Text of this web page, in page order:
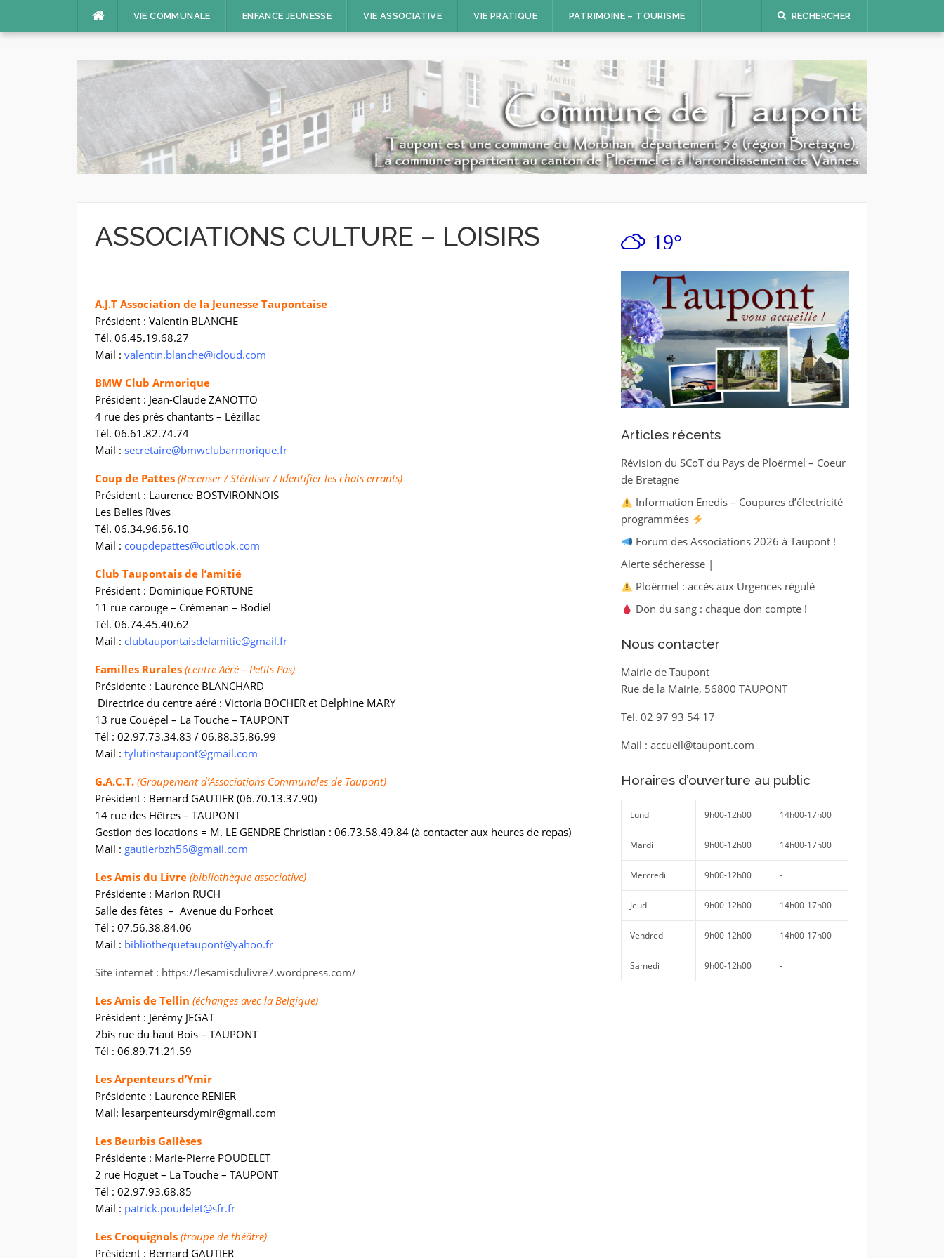
VIE COMMUNALE ENFANCE JEUNESSE VIE ASSOCIATIVE VIE PRATIQUE PATRIMOINE – TOURISME RECHERCHER
ASSOCIATIONS CULTURE – LOISIRS
A.J.T Association de la Jeunesse Taupontaise
Président : Valentin BLANCHE
Tél. 06.45.19.68.27
Mail : valentin.blanche@icloud.com
BMW Club Armorique
Président : Jean-Claude ZANOTTO
4 rue des près chantants – Lézillac
Tél. 06.61.82.74.74
Mail : secretaire@bmwclubarmorique.fr
Coup de Pattes(Recenser / Stériliser / Identifier les chats errants)
Président : Laurence BOSTVIRONNOIS
Les Belles Rives
Tél. 06.34.96.56.10
Mail : coupdepattes@outlook.com
Club Taupontais de l’amitié
Président : Dominique FORTUNE
11 rue carouge – Crémenan – Bodiel
Tél. 06.74.45.40.62
Mail : clubtaupontaisdelamitie@gmail.fr
Familles Rurales(centre Aéré – Petits Pas)
Présidente : Laurence BLANCHARD
Directrice du centre aéré : Victoria BOCHER et Delphine MARY
13 rue Couépel – La Touche – TAUPONT
Tél : 02.97.73.34.83 / 06.88.35.86.99
Mail : tylutinstaupont@gmail.com
G.A.C.T. (Groupement d’Associations Communales de Taupont)
Président : Bernard GAUTIER (06.70.13.37.90)
14 rue des Hêtres – TAUPONT
Gestion des locations = M. LE GENDRE Christian : 06.73.58.49.84 (à contacter aux heures de repas)
Mail : gautierbzh56@gmail.com
Les Amis du Livre (bibliothèque associative)
Présidente : Marion RUCH
Salle des fêtes – Avenue du Porhoët
Tél : 07.56.38.84.06
Mail : bibliothequetaupont@yahoo.fr
Site internet : https://lesamisdulivre7.wordpress.com/
Les Amis de Tellin (échanges avec la Belgique)
Président : Jérémy JEGAT
2bis rue du haut Bois – TAUPONT
Tél : 06.89.71.21.59
Les Arpenteurs d’Ymir
Présidente : Laurence RENIER
Mail: lesarpenteursdymir@gmail.com
Les Beurbis Gallèses
Présidente : Marie-Pierre POUDELET
2 rue Hoguet – La Touche – TAUPONT
Tél : 02.97.93.68.85
Mail : patrick.poudelet@sfr.fr
Les Croquignols (troupe de théâtre)
Président : Bernard GAUTIER
19°
Articles récents
Révision du SCoT du Pays de Ploërmel – Coeur
de Bretagne
Information Enedis – Coupures d’électricité
programmées
Forum des Associations 2026 à Taupont !
Alerte sécheresse |
Ploërmel : accès aux Urgences régulé
Don du sang : chaque don compte !
Nous contacter
Mairie de Taupont
Rue de la Mairie, 56800 TAUPONT
Tel. 02 97 93 54 17
Mail : accueil@taupont.com
Horaires d’ouverture au public
Lundi 9h00-12h00 14h00-17h00
Mardi 9h00-12h00 14h00-17h00
Mercredi 9h00-12h00 -
Jeudi 9h00-12h00 14h00-17h00
Vendredi 9h00-12h00 14h00-17h00
Samedi 9h00-12h00 -